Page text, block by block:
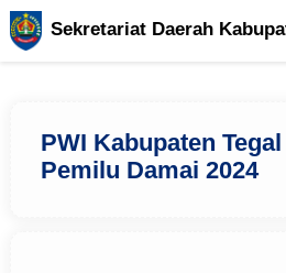
Sekretariat Daerah
PWI Kabupaten
Pemilu Damai 2024